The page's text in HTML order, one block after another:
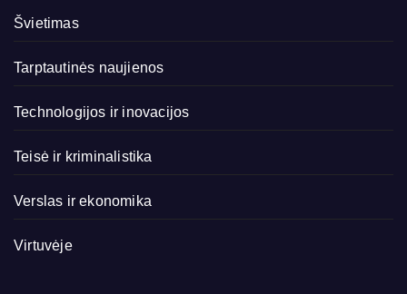
Švietimas
Tarptautinės naujienos
Technologijos ir inovacijos
Teisė ir kriminalistika
Verslas ir ekonomika
Virtuvėje